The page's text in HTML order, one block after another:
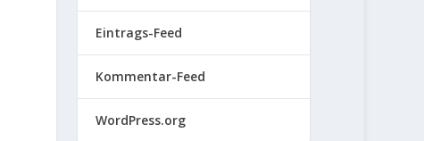
Eintrags-Feed
Kommentar-Feed
WordPress.org